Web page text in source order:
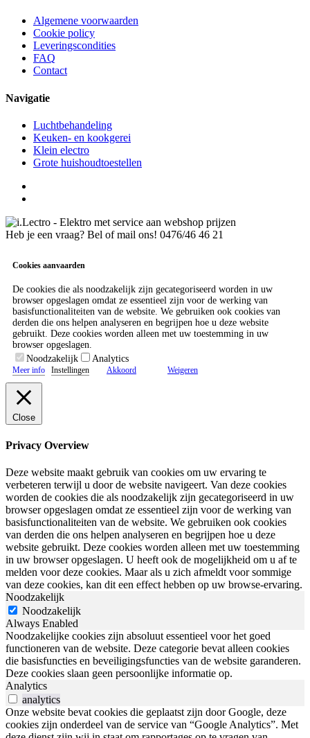
Algemene voorwaarden
Cookie policy
Leveringscondities
FAQ
Contact
Navigatie
Luchtbehandeling
Keuken- en kookgerei
Klein electro
Grote huishoudtoestellen
Heb je een vraag? Bel of mail ons! 0476/46 46 21
Cookies aanvaarden
De cookies die als noodzakelijk zijn gecategoriseerd worden in uw
browser opgeslagen omdat ze essentieel zijn voor de werking van
basisfunctionaliteiten van de website. We gebruiken ook cookies van
derden die ons helpen analyseren en begrijpen hoe u deze website
gebruikt. Deze cookies worden alleen met uw toestemming in uw
browser opgeslagen.
Noodzakelijk
Analytics
Meer info Instellingen Akkoord Weigeren
Close
Privacy Overview
Deze website maakt gebruik van cookies om uw ervaring te
verbeteren terwijl u door de website navigeert. Van deze cookies
worden de cookies die als noodzakelijk zijn gecategoriseerd in uw
browser opgeslagen omdat ze essentieel zijn voor de werking van
basisfunctionaliteiten van de website. We gebruiken ook cookies
van derden die ons helpen analyseren en begrijpen hoe u deze
website gebruikt. Deze cookies worden alleen met uw toestemming
in uw browser opgeslagen. U heeft ook de mogelijkheid om u af te
melden voor deze cookies. Maar als u zich afmeldt voor sommige
van deze cookies, kan dit een effect hebben op uw browse-ervaring.
Noodzakelijk
Noodzakelijk
Always Enabled
Noodzakelijke cookies zijn absoluut essentieel voor het goed
functioneren van de website. Deze categorie bevat alleen cookies
die basisfuncties en beveiligingsfuncties van de website garanderen.
Deze cookies slaan geen persoonlijke informatie op.
Analytics
analytics
Onze website bevat cookies die geplaatst zijn door Google, deze
cookies zijn onderdeel van de service van “Google Analytics”. Met